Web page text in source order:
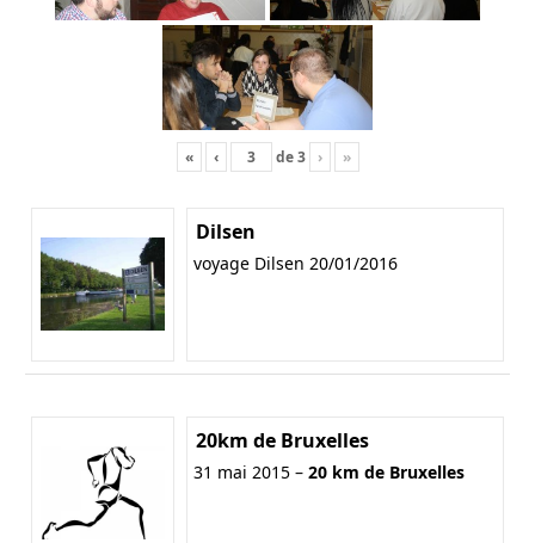
« ‹ de3 › »
Dilsen
voyage Dilsen 20/01/2016
20km de Bruxelles
31 mai 2015 – 20 km de Bruxelles